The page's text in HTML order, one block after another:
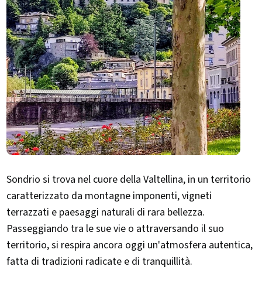
Sondrio si trova nel cuore della Valtellina, in un territorio
caratterizzato da montagne imponenti, vigneti
terrazzati e paesaggi naturali di rara bellezza.
Passeggiando tra le sue vie o attraversando il suo
territorio, si respira ancora oggi un'atmosfera autentica,
fatta di tradizioni radicate e di tranquillità.